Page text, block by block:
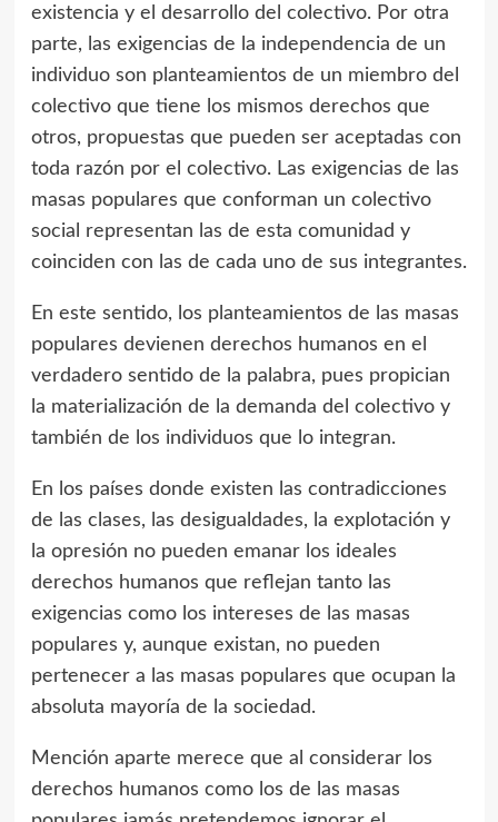
existencia y el desarrollo del colectivo. Por otra
parte, las exigencias de la independencia de un
individuo son planteamientos de un miembro del
colectivo que tiene los mismos derechos que
otros, propuestas que pueden ser aceptadas con
toda razón por el colectivo. Las exigencias de las
masas populares que conforman un colectivo
social representan las de esta comunidad y
coinciden con las de cada uno de sus integrantes.
En este sentido, los planteamientos de las masas
populares devienen derechos humanos en el
verdadero sentido de la palabra, pues propician
la materialización de la demanda del colectivo y
también de los individuos que lo integran.
En los países donde existen las contradicciones
de las clases, las desigualdades, la explotación y
la opresión no pueden emanar los ideales
derechos humanos que reflejan tanto las
exigencias como los intereses de las masas
populares y, aunque existan, no pueden
pertenecer a las masas populares que ocupan la
absoluta mayoría de la sociedad.
Mención aparte merece que al considerar los
derechos humanos como los de las masas